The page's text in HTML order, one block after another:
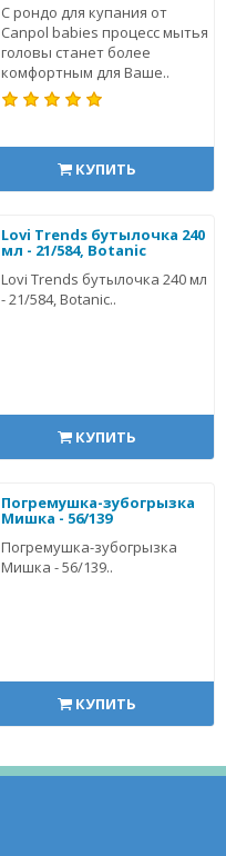
С рондо для купания от
Canpol babies процесс мытья
головы станет более
комфортным для Ваше..
КУПИТЬ
Lovi Trends бутылочка 240
мл - 21/584, Botanic
Lovi Trends бутылочка 240 мл
- 21/584, Botanic..
КУПИТЬ
Погремушка-зубогрызка
Мишка - 56/139
Погремушка-зубогрызка
Мишка - 56/139..
КУПИТЬ